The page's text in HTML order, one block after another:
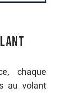
chaque
au volant